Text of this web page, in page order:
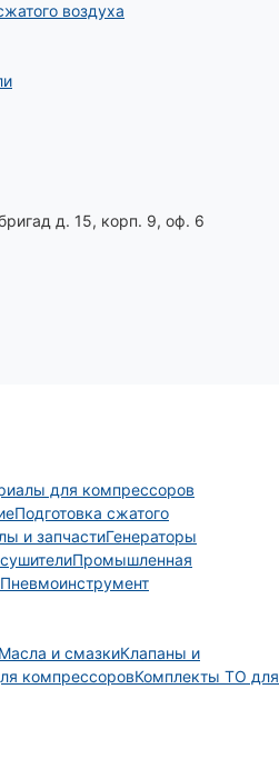
воздуха
д. 15, корп. 9, оф. 6
для компрессоров
Подготовка сжатого
и запчастиГенераторы
Промышленная
Пневмоинструмент
Масла и смазкиКлапаны и
компрессоровКомплекты ТО для